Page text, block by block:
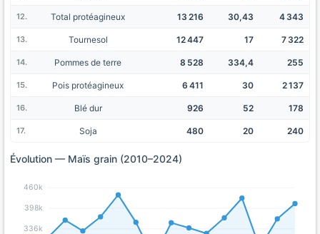
Total protéagineux 13 216 30,43 4 343
Tournesol 12 447 17 7 322
Pommes de terre 8 528 334,4 255
Pois protéagineux 6 411 30 2 137
Blé dur 926 52 178
Soja 480 20 240
Évolution — Maïs grain (2010–2024)
336k
398k
460k